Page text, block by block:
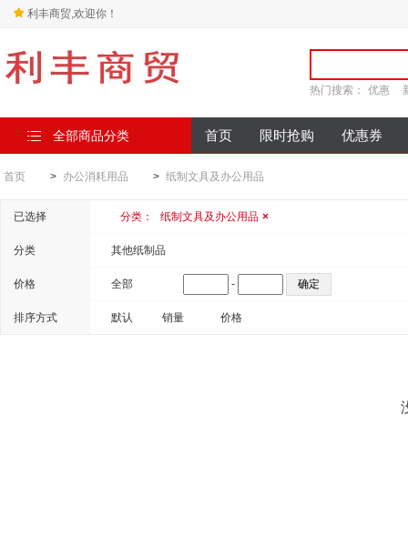
利丰商贸,欢迎你！
热门搜索： 优惠
全部商品分类 首页 限时抢购 优惠券
首页 > 办公消耗用品 > 纸制文具及办公用品
已选择 分类： 纸制文具及办公用品 ×
分类 其他纸制品
价格 全部 -
排序方式 默认 销量 价格